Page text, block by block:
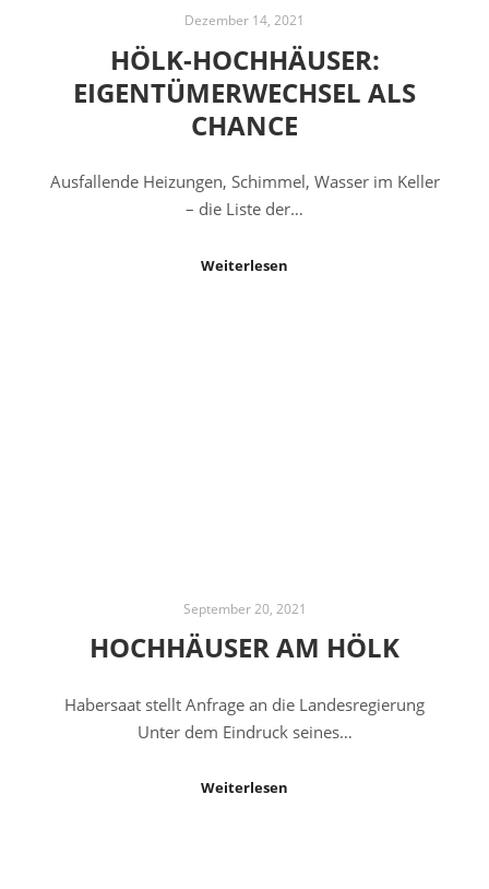
Dezember 14, 2021
HÖLK-HOCHHÄUSER:
EIGENTÜMERWECHSEL ALS
CHANCE
Ausfallende Heizungen, Schimmel, Wasser im Keller
– die Liste der…
Weiterlesen
September 20, 2021
HOCHHÄUSER AM HÖLK
Habersaat stellt Anfrage an die Landesregierung
Unter dem Eindruck seines…
Weiterlesen